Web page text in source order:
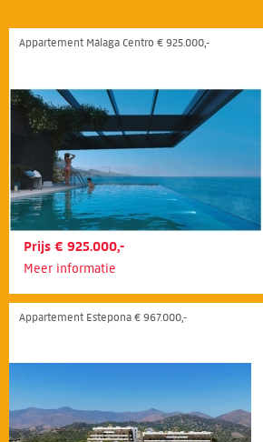
Appartement Málaga Centro € 925.000,-
Prijs € 925.000,-
Meer informatie
Appartement Estepona € 967.000,-